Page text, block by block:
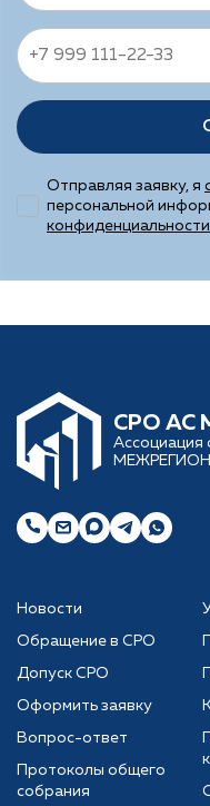
Отправляя заявку, я
персональной
конфиденциальности
CРО АС
Ассоциация
Новости
Обращение в СРО
Допуск СРО
Оформить заявку
Вопрос-ответ
Протоколы общего
собрания